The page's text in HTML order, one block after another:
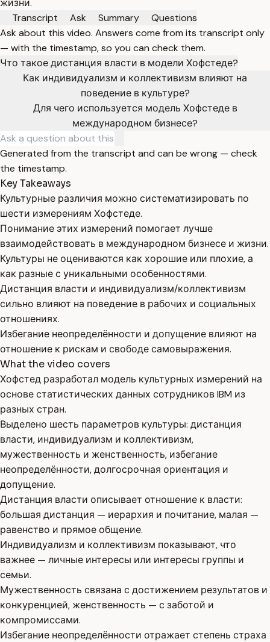
жизни.
Transcript
Ask Summary
Questions
Ask about this video. Answers come from its transcript only
— with the timestamp, so you can check them.
Что такое дистанция власти в модели Хофстеде?
Как индивидуализм и коллективизм влияют на
поведение в культуре?
Для чего используется модель Хофстеде в
международном бизнесе?
Generated from the transcript and can be wrong — check
the timestamp.
Key Takeaways
Культурные различия можно систематизировать по
шести измерениям Хофстеде.
Понимание этих измерений помогает лучше
взаимодействовать в международном бизнесе и жизни.
Культуры не оцениваются как хорошие или плохие, а
как разные с уникальными особенностями.
Дистанция власти и индивидуализм/коллективизм
сильно влияют на поведение в рабочих и социальных
отношениях.
Избегание неопределённости и допущение влияют на
отношение к рискам и свободе самовыражения.
What the video covers
Хофстед разработал модель культурных измерений на
основе статистических данных сотрудников IBM из
разных стран.
Выделено шесть параметров культуры: дистанция
власти, индивидуализм и коллективизм,
мужественность и женственность, избегание
неопределённости, долгосрочная ориентация и
допущение.
Дистанция власти описывает отношение к власти:
большая дистанция — иерархия и почитание, малая —
равенство и прямое общение.
Индивидуализм и коллективизм показывают, что
важнее — личные интересы или интересы группы и
семьи.
Мужественность связана с достижением результатов и
конкуренцией, женственность — с заботой и
компромиссами.
Избегание неопределённости отражает степень страха